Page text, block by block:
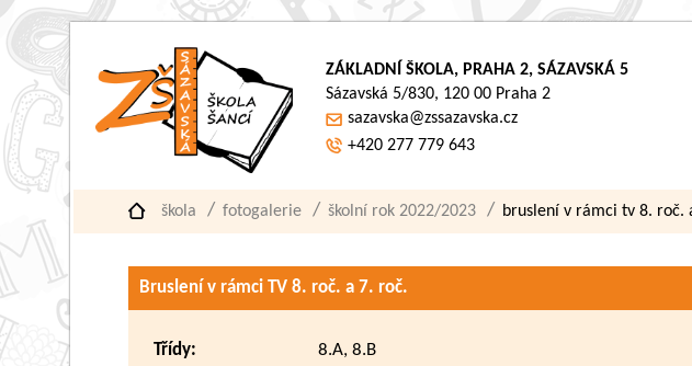
ZÁKLADNÍ ŠKOLA, PRAHA 2, SÁZAVSKÁ 5
Sázavská 5/830, 120 00 Praha 2
sazavska@zssazavska.cz
+420 277 779 643
škola fotogalerie školní rok 2022/2023 bruslení v rámci tv 8. roč.
Bruslení v rámci TV 8. roč. a 7. roč.
Třídy: 8.A, 8.B